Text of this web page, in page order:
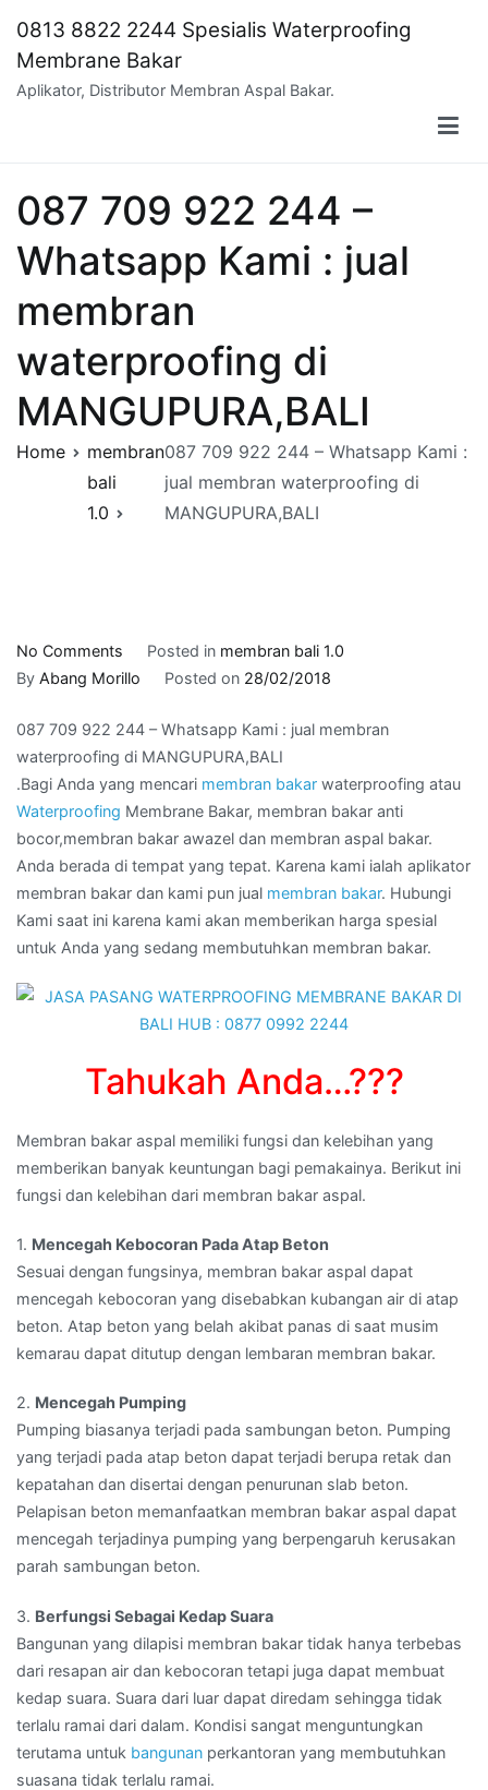
content
0813 8822 2244 Spesialis Waterproofing
Membrane Bakar
Aplikator, Distributor Membran Aspal Bakar.
087 709 922 244 –
Whatsapp Kami : jual
membran
waterproofing di
MANGUPURA,BALI
Home
membran
bali
1.0
087 709 922 244 – Whatsapp Kami :
jual membran waterproofing di
MANGUPURA,BALI
No Comments
087
922
244
–
Whatsapp
Kami
:
jual
membran
waterproofing
MANGUPURA,BALI
Posted in membran bali 1.0
By Abang Morillo Posted on 28/02/2018
087 709 922 244 – Whatsapp Kami : jual membran
waterproofing di MANGUPURA,BALI
.Bagi Anda yang mencari membran bakar waterproofing atau
Waterproofing Membrane Bakar, membran bakar anti
bocor,membran bakar awazel dan membran aspal bakar.
Anda berada di tempat yang tepat. Karena kami ialah aplikator
membran bakar dan kami pun jual membran bakar. Hubungi
Kami saat ini karena kami akan memberikan harga spesial
untuk Anda yang sedang membutuhkan membran bakar.
Tahukah Anda…???
Membran bakar aspal memiliki fungsi dan kelebihan yang
memberikan banyak keuntungan bagi pemakainya. Berikut ini
fungsi dan kelebihan dari membran bakar aspal.
1. Mencegah Kebocoran Pada Atap Beton
Sesuai dengan fungsinya, membran bakar aspal dapat
mencegah kebocoran yang disebabkan kubangan air di atap
beton. Atap beton yang belah akibat panas di saat musim
kemarau dapat ditutup dengan lembaran membran bakar.
2. Mencegah Pumping
Pumping biasanya terjadi pada sambungan beton. Pumping
yang terjadi pada atap beton dapat terjadi berupa retak dan
kepatahan dan disertai dengan penurunan slab beton.
Pelapisan beton memanfaatkan membran bakar aspal dapat
mencegah terjadinya pumping yang berpengaruh kerusakan
parah sambungan beton.
3. Berfungsi Sebagai Kedap Suara
Bangunan yang dilapisi membran bakar tidak hanya terbebas
dari resapan air dan kebocoran tetapi juga dapat membuat
kedap suara. Suara dari luar dapat diredam sehingga tidak
terlalu ramai dari dalam. Kondisi sangat menguntungkan
terutama untuk bangunan perkantoran yang membutuhkan
suasana tidak terlalu ramai.